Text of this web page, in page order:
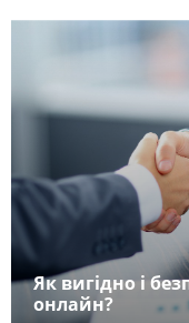
Як вигідно і
онлайн?